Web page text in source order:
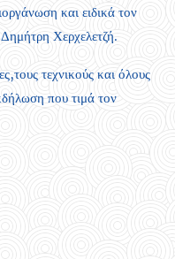
και ειδικά τον
Χερχελετζή.
τεχνικούς και όλους
που τιμά τον